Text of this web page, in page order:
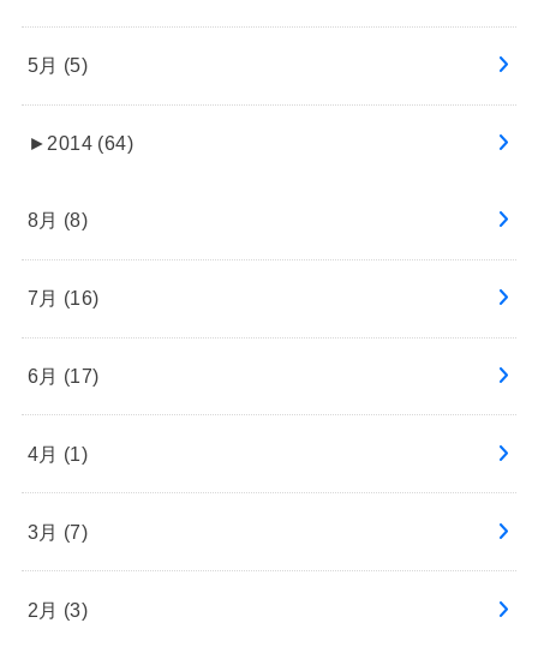
5月 (5)
► 2014 (64)
8月 (8)
7月 (16)
6月 (17)
4月 (1)
3月 (7)
2月 (3)